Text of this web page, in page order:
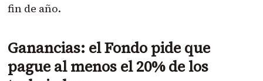
fin de año.
Ganancias: el Fondo pide que
pague al menos el 20% de los